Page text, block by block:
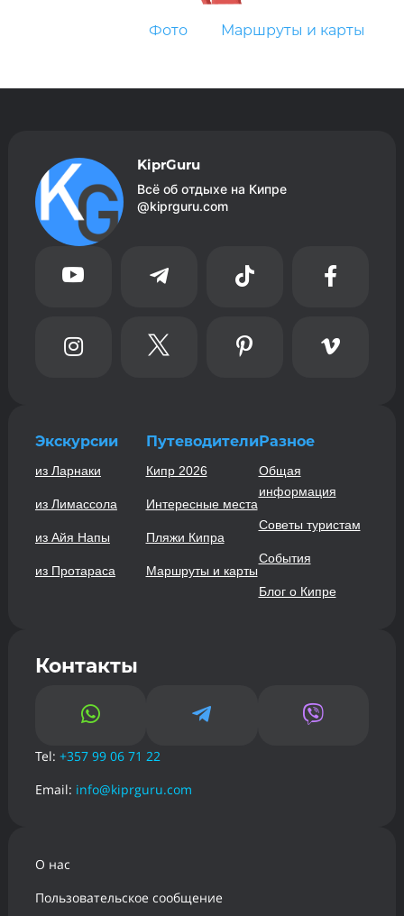
Фото Маршруты и карты
KiprGuru
Всё об отдыхе на Кипре
@kiprguru.com
   
   
Экскурсии
из Ларнаки
из Лимассола
из Айя Напы
из Протараса
Путеводители
Кипр 2026
Интересные места
Пляжи Кипра
Маршруты и карты
Разное
Общая
информация
Советы туристам
События
Блог о Кипре
Контакты
  
Tel: +357 99 06 71 22
Email: info@kiprguru.com
О нас
Пользовательское сообщение